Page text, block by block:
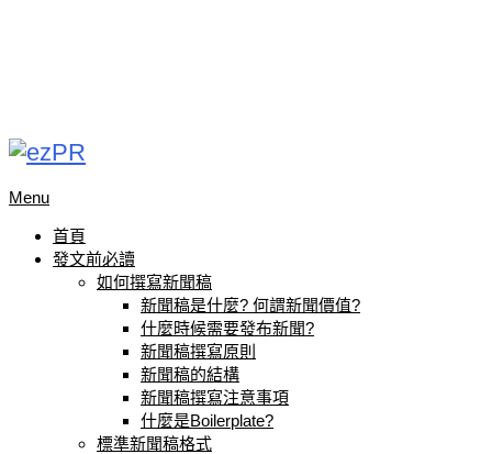
Menu
首頁
發文前必讀
如何撰寫新聞稿
新聞稿是什麼? 何謂新聞價值?
什麼時候需要發布新聞?
新聞稿撰寫原則
新聞稿的結構
新聞稿撰寫注意事項
什麼是Boilerplate?
標準新聞稿格式